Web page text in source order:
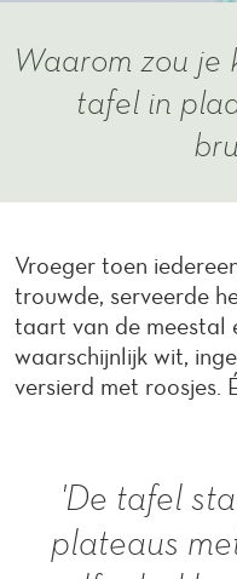
Waarom zou je
tafel in
Vroeger toen
trouwde, serveerde
taart van de meestal
waarschijnlijk wit,
versierd met roosjes.
'De tafel
plateaus